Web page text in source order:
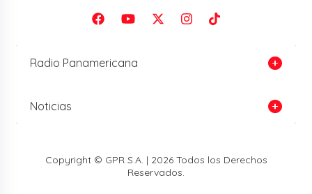
Radio Panamericana
Noticias
Copyright © GPR S.A. | 2026 Todos los Derechos
Reservados.